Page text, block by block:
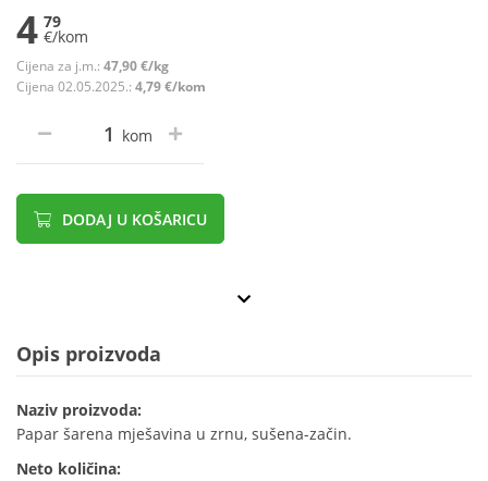
4 79
€/kom
Cijena za j.m.: 47,90 €/kg
Cijena 02.05.2025.: 4,79 €/kom
kom
DODAJ U KOŠARICU
Opis proizvoda
Naziv proizvoda:
Papar šarena mješavina u zrnu, sušena-začin.
Neto količina: